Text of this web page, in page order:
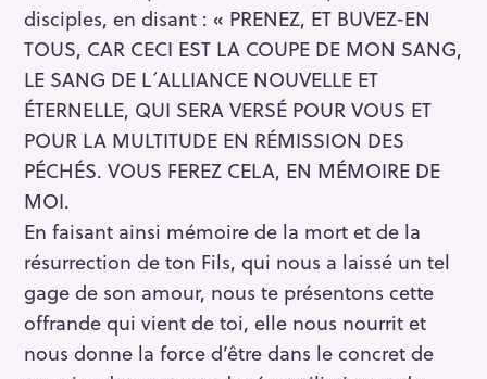
disciples, en disant : « PRENEZ, ET BUVEZ-EN
TOUS, CAR CECI EST LA COUPE DE MON SANG,
LE SANG DE L´ALLIANCE NOUVELLE ET
ÉTERNELLE, QUI SERA VERSÉ POUR VOUS ET
POUR LA MULTITUDE EN RÉMISSION DES
PÉCHÉS. VOUS FEREZ CELA, EN MÉMOIRE DE
MOI.
En faisant ainsi mémoire de la mort et de la
résurrection de ton Fils, qui nous a laissé un tel
gage de son amour, nous te présentons cette
offrande qui vient de toi, elle nous nourrit et
nous donne la force d’être dans le concret de